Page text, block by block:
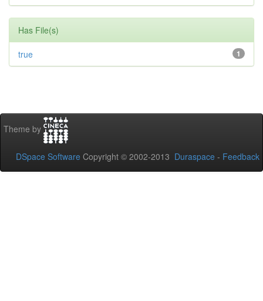
Has File(s)
1
true
Theme by
DSpace Software Copyright © 2002-2013 Duraspace - Feedback